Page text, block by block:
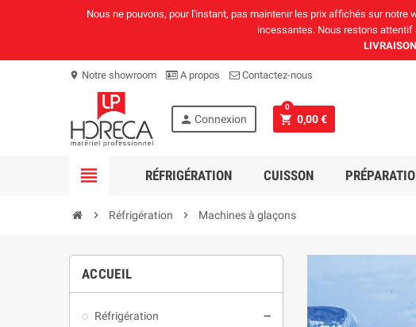
Nous ne pouvons, pour l'instant, pas maintenir les prix affichés sur
incessantes. Nous restons attentif
location_on Notre showroom A propos Contactez-nous
person Connexion shopping_cart 0,00 €
0
view_headline RÉFRIGÉRATION CUISSON
chevron_right Réfrigération chevron_right Machines à glaçons
ACCUEIL
Réfrigération remove